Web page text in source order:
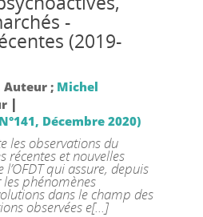
-
(2019-
Auteur ; Michel
|
Décembre 2020)
les observations du
récentes et nouvelles
l’OFDT qui assure, depuis
les phénomènes
dans le champ des
observées e[...]